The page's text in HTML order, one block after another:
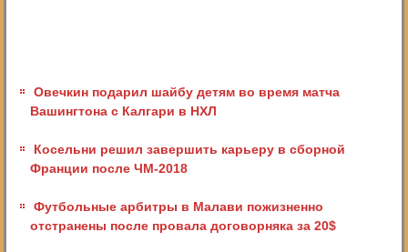
Овечкин подарил шайбу детям во время матча
Вашингтона с Калгари в НХЛ
Косельни решил завершить карьеру в сборной
Франции после ЧМ-2018
Футбольные арбитры в Малави пожизненно
отстранены после провала договорняка за 20$